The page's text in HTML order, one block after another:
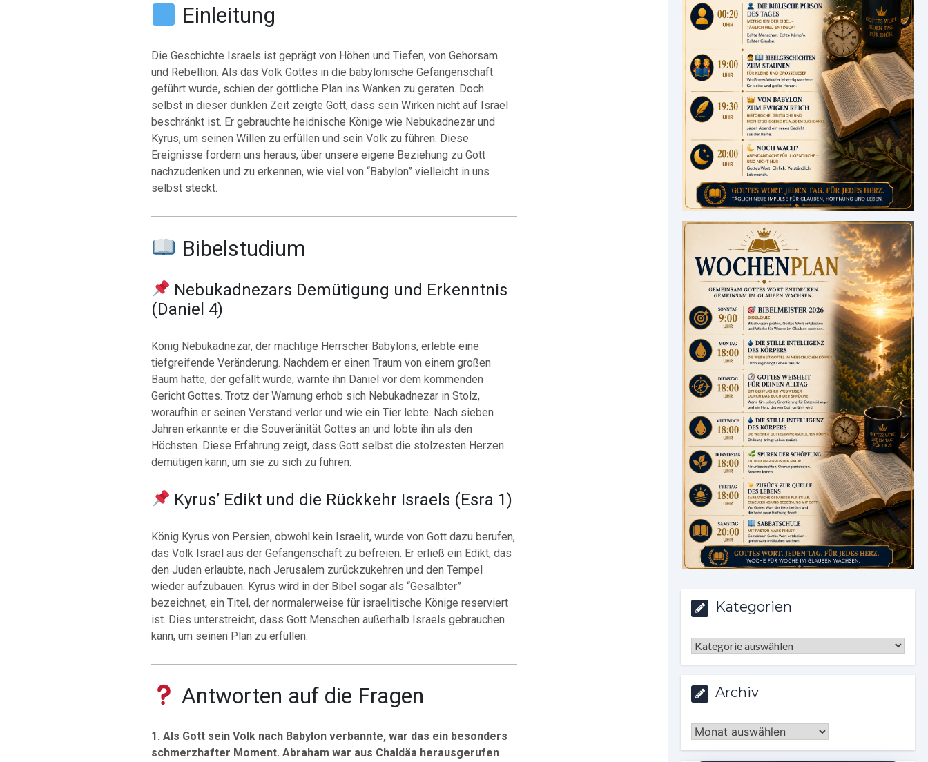
Einleitung
Die Geschichte Israels ist geprägt von Höhen und Tiefen, von Gehorsam
und Rebellion. Als das Volk Gottes in die babylonische Gefangenschaft
geführt wurde, schien der göttliche Plan ins Wanken zu geraten. Doch
selbst in dieser dunklen Zeit zeigte Gott, dass sein Wirken nicht auf Israel
beschränkt ist. Er gebrauchte heidnische Könige wie Nebukadnezar und
Kyrus, um seinen Willen zu erfüllen und sein Volk zu führen. Diese
Ereignisse fordern uns heraus, über unsere eigene Beziehung zu Gott
nachzudenken und zu erkennen, wie viel von “Babylon” vielleicht in uns
selbst steckt.
Bibelstudium
Nebukadnezars Demütigung und Erkenntnis
(Daniel 4)
König Nebukadnezar, der mächtige Herrscher Babylons, erlebte eine
tiefgreifende Veränderung. Nachdem er einen Traum von einem großen
Baum hatte, der gefällt wurde, warnte ihn Daniel vor dem kommenden
Gericht Gottes. Trotz der Warnung erhob sich Nebukadnezar in Stolz,
woraufhin er seinen Verstand verlor und wie ein Tier lebte. Nach sieben
Jahren erkannte er die Souveränität Gottes an und lobte ihn als den
Höchsten. Diese Erfahrung zeigt, dass Gott selbst die stolzesten Herzen
demütigen kann, um sie zu sich zu führen.
Kyrus’ Edikt und die Rückkehr Israels (Esra 1)
König Kyrus von Persien, obwohl kein Israelit, wurde von Gott dazu berufen,
das Volk Israel aus der Gefangenschaft zu befreien. Er erließ ein Edikt, das
den Juden erlaubte, nach Jerusalem zurückzukehren und den Tempel
wieder aufzubauen. Kyrus wird in der Bibel sogar als “Gesalbter”
bezeichnet, ein Titel, der normalerweise für israelitische Könige reserviert
ist. Dies unterstreicht, dass Gott Menschen außerhalb Israels gebrauchen
kann, um seinen Plan zu erfüllen.
Antworten auf die Fragen
1. Als Gott sein Volk nach Babylon verbannte, war das ein besonders
schmerzhafter Moment. Abraham war aus Chaldäa herausgerufen
Kategorien
Kategorien
Archiv
Archiv